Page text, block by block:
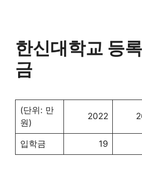
한신대학교 등
금
(단위: 만
원)
2022
입학금 19